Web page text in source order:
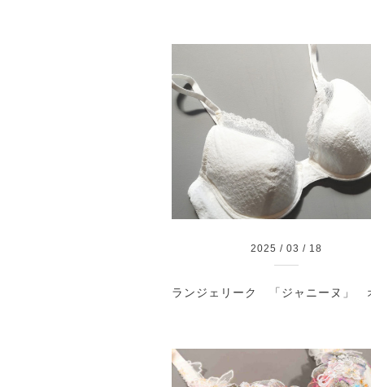
2025 / 03 / 18